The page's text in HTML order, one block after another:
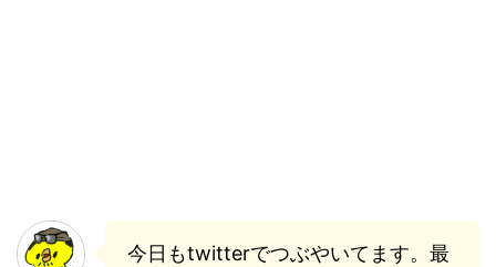
今日もtwitterでつぶやいてます。最